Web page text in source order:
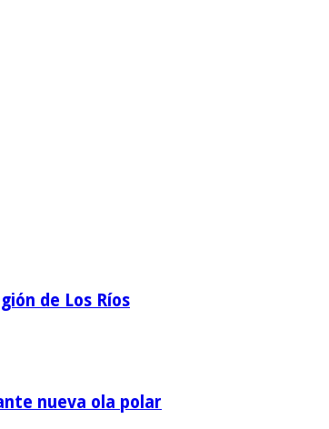
de Los Ríos
nueva ola polar